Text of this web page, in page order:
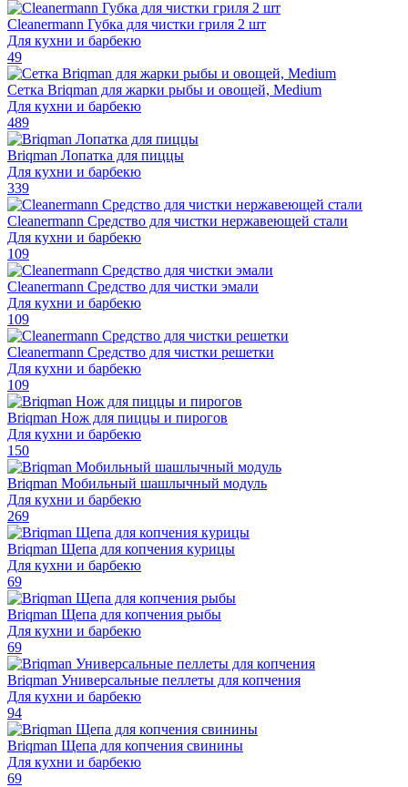
Cleanermann Губка для чистки гриля 2 шт
Для кухни и барбекю
49
Сетка Briqman для жарки рыбы и овощей, Medium
Для кухни и барбекю
489
Briqman Лопатка для пиццы
Для кухни и барбекю
339
Cleanermann Средство для чистки нержавеющей стали
Для кухни и барбекю
109
Cleanermann Средство для чистки эмали
Для кухни и барбекю
109
Cleanermann Средство для чистки решетки
Для кухни и барбекю
109
Briqman Нож для пиццы и пирогов
Для кухни и барбекю
150
Briqman Мобильный шашлычный модуль
Для кухни и барбекю
269
Briqman Щепа для копчения курицы
Для кухни и барбекю
69
Briqman Щепа для копчения рыбы
Для кухни и барбекю
69
Briqman Универсальные пеллеты для копчения
Для кухни и барбекю
94
Briqman Щепа для копчения свинины
Для кухни и барбекю
69